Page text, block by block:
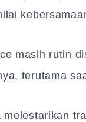
masih rutin
terutama